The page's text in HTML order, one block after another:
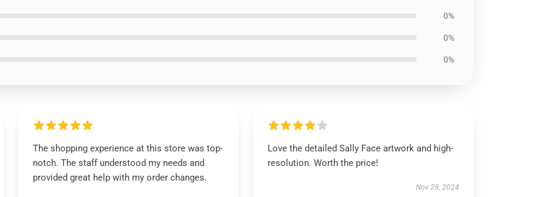
0%
0%
0%
The shopping experience at this store was top-
notch. The staff understood my needs and
provided great help with my order changes.
Love the detailed Sally Face artwork and high-
resolution. Worth the price!
Nov 28, 2024